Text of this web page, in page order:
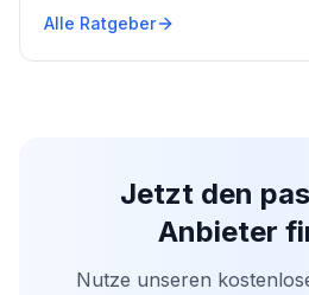
Alle Ratgeber
Jetzt den
Anbieter
Nutze unseren